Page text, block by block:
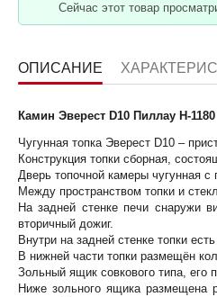
Сейчас этот товар
ОПИСАНИЕ
Камин Эверест D10 Пиллау H-
Чугунная топка Эверест D10 –
Конструкция топки сборная,
Дверь топочной камеры чугунная
Между пространством топки и
На задней стенке печи снаружи
вторичный дожиг.
Внутри на задней стенке топки
В нижней части топки размещён
Зольный ящик совкового типа, его
Ниже зольного ящика размещена